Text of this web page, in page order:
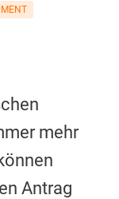
mehr
Antrag